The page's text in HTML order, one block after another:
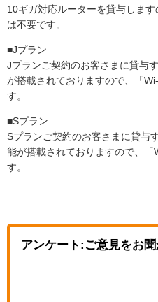
10ギガ対応ルーターを貸与します
は不要です。
■Jプラン
Jプランご契約のお客さまに貸与
が搭載されておりますので、「
す。
■Sプラン
Sプランご契約のお客さまに貸与
能が搭載されておりますので、
す。
アンケート:ご意見をお